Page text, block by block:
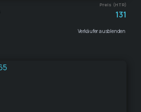
Preis (HTR)
131
Verkäufer ausblenden